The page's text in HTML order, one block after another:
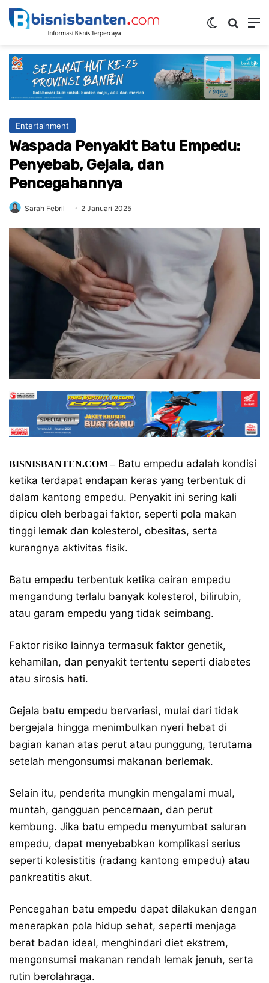
Switch skin
Entertainment
Waspada Penyakit Batu Empedu:
Penyebab, Gejala, dan
Pencegahannya
Sarah Febril 2 Januari 2025
BISNISBANTEN.COM –Batu empedu adalah kondisi
ketika terdapat endapan keras yang terbentuk di
dalam kantong empedu. Penyakit ini sering kali
dipicu oleh berbagai faktor, seperti pola makan
tinggi lemak dan kolesterol, obesitas, serta
kurangnya aktivitas fisik.
Batu empedu terbentuk ketika cairan empedu
mengandung terlalu banyak kolesterol, bilirubin,
atau garam empedu yang tidak seimbang.
Faktor risiko lainnya termasuk faktor genetik,
kehamilan, dan penyakit tertentu seperti diabetes
atau sirosis hati.
Gejala batu empedu bervariasi, mulai dari tidak
bergejala hingga menimbulkan nyeri hebat di
bagian kanan atas perut atau punggung, terutama
setelah mengonsumsi makanan berlemak.
Selain itu, penderita mungkin mengalami mual,
muntah, gangguan pencernaan, dan perut
kembung. Jika batu empedu menyumbat saluran
empedu, dapat menyebabkan komplikasi serius
seperti kolesistitis (radang kantong empedu) atau
pankreatitis akut.
Pencegahan batu empedu dapat dilakukan dengan
menerapkan pola hidup sehat, seperti menjaga
berat badan ideal, menghindari diet ekstrem,
mengonsumsi makanan rendah lemak jenuh, serta
rutin berolahraga.